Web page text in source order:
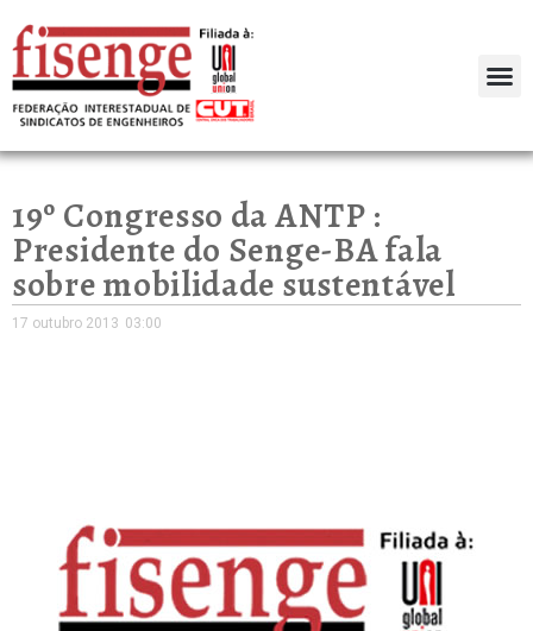
19º Congresso da ANTP :
Presidente do Senge-BA fala
sobre mobilidade sustentável
17 outubro 2013 03:00